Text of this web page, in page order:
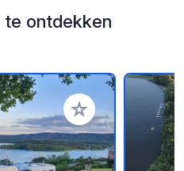
te ontdekken
Voeg toe aan je